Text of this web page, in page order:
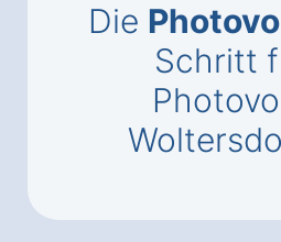
Die
Schritt